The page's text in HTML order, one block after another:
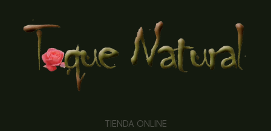
TIENDA ONLINE